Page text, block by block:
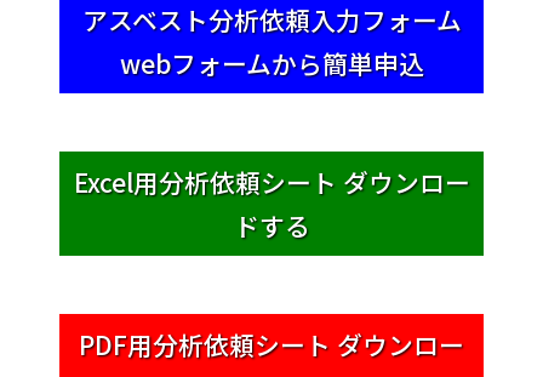
アスベスト分析依頼入力フォーム
webフォームから簡単申込
Excel用分析依頼シート ダウンロー
ドする
PDF用分析依頼シート ダウンロー